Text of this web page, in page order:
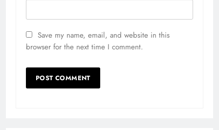
Save my name, email, and website in this
browser for the next time I comment.